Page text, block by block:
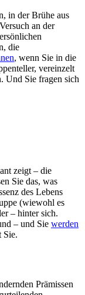
in der Brühe aus
an der
die
, wenn Sie in die
vereinzelt
Und Sie fragen sich
zeigt – die
Sie das, was
des Lebens
(wiewohl es
– hinter sich.
– und Sie werden
Sie.
Prämissen